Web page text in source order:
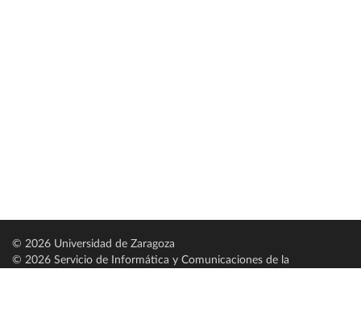
© 2026 Universidad de Zaragoza
© 2026 Servicio de Informática y Comunicaciones de la